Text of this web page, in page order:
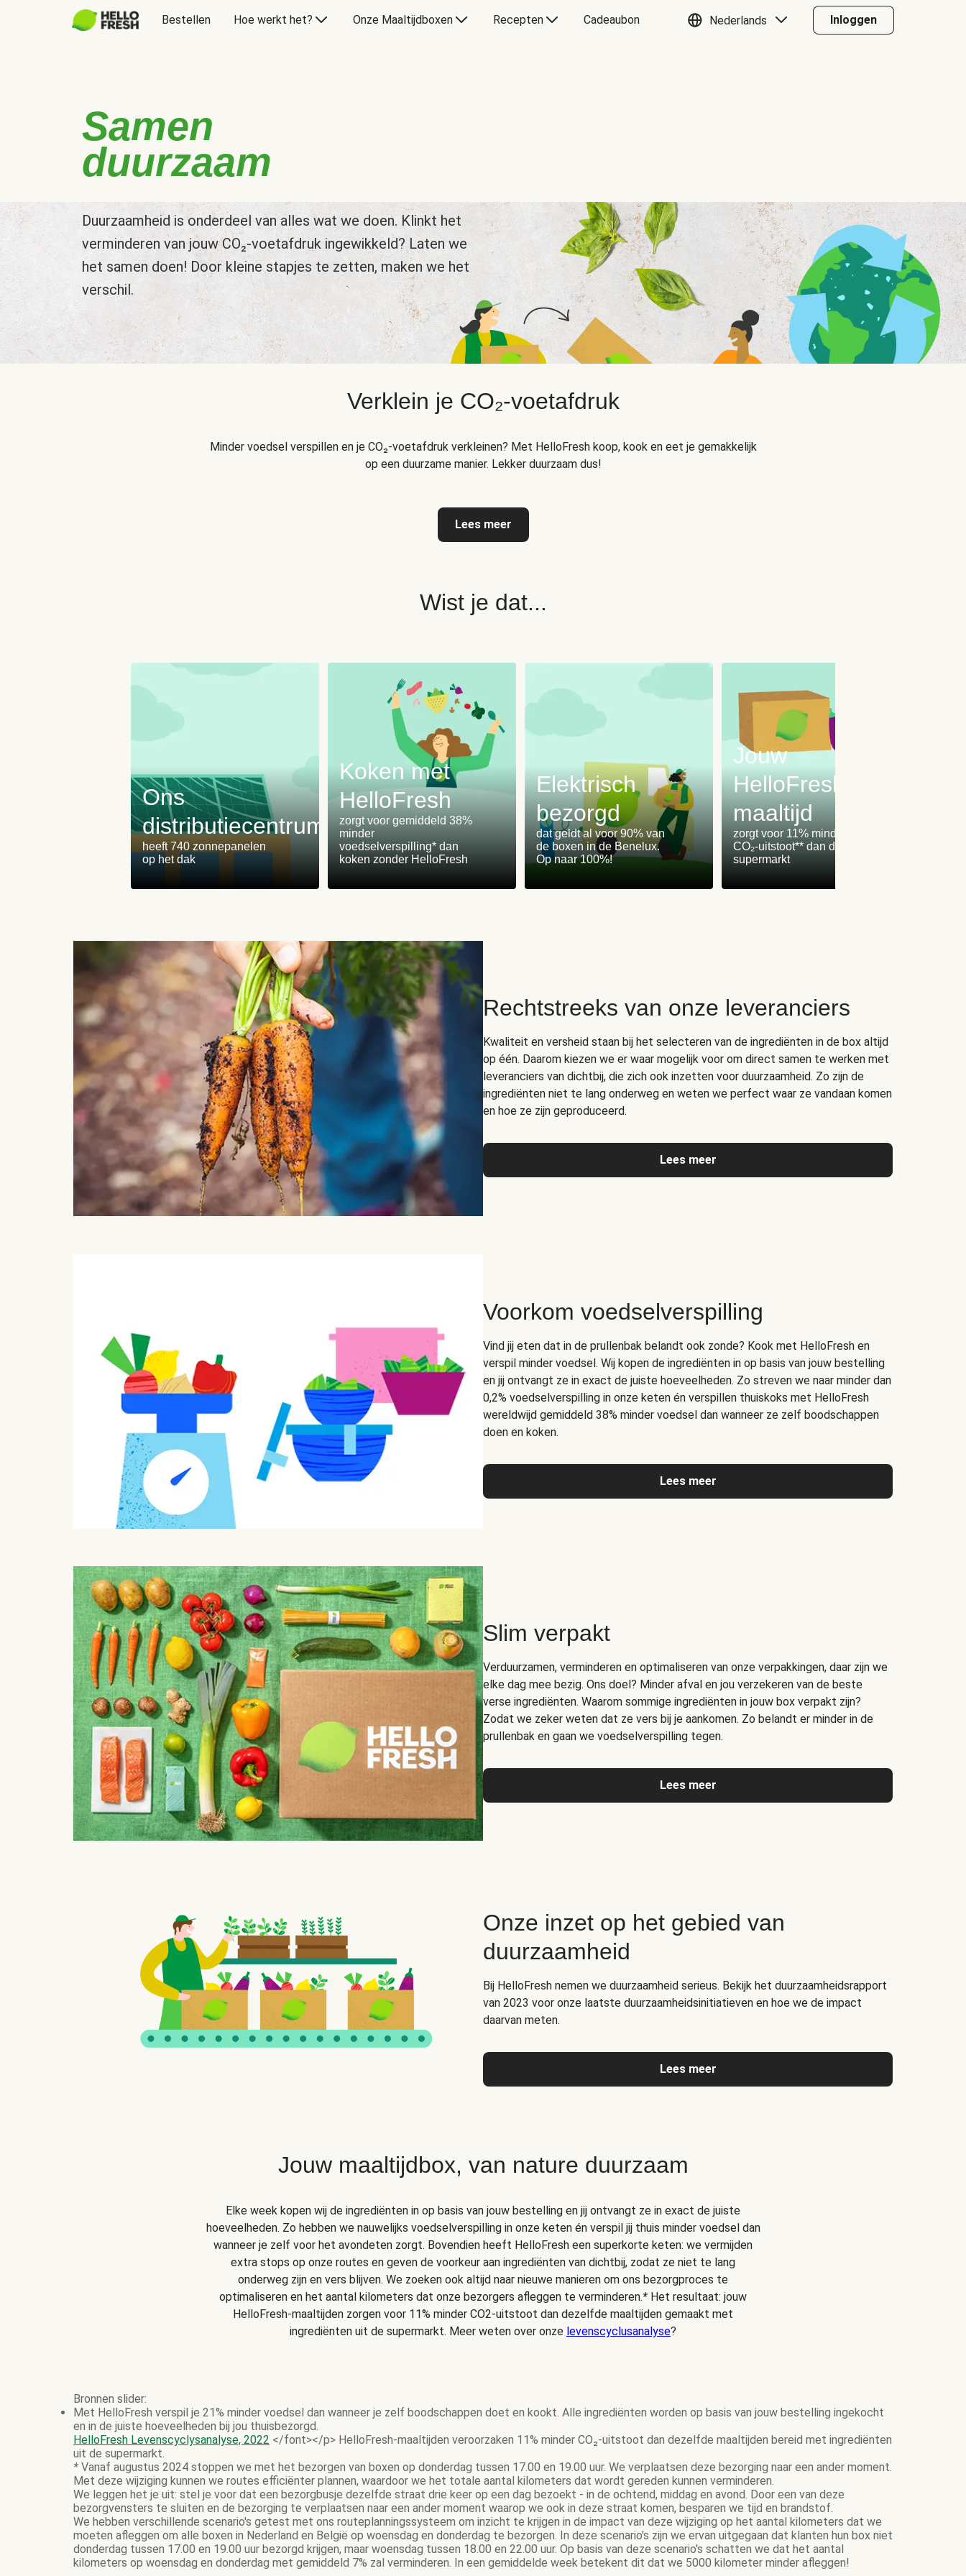
Bestellen Hoe werkt het? Onze Maaltijdboxen Recepten Cadeaubon Nederlands Inloggen
Samen
duurzaam
Duurzaamheid is onderdeel van alles wat we doen. Klinkt het
verminderen van jouw CO₂-voetafdruk ingewikkeld? Laten we
het samen doen! Door kleine stapjes te zetten, maken we het
verschil.
Verklein je CO₂-voetafdruk
Minder voedsel verspillen en je CO₂-voetafdruk verkleinen? Met HelloFresh koop, kook en eet je gemakkelijk
op een duurzame manier. Lekker duurzaam dus!
Lees meer
Wist je dat...
Ons
distributiecentrum
heeft 740 zonnepanelen
op het dak
Koken met
HelloFresh
zorgt voor gemiddeld 38%
minder
voedselverspilling* dan
koken zonder HelloFresh
Elektrisch
bezorgd
dat geldt al voor 90% van
de boxen in de Benelux.
Op naar 100%!
Jouw
HelloFresh-
maaltijd
zorgt voor 11% minder
CO₂-uitstoot** dan de
supermarkt
Rechtstreeks van onze leveranciers
Kwaliteit en versheid staan bij het selecteren van de ingrediënten in de box altijd
op één. Daarom kiezen we er waar mogelijk voor om direct samen te werken met
leveranciers van dichtbij, die zich ook inzetten voor duurzaamheid. Zo zijn de
ingrediënten niet te lang onderweg en weten we perfect waar ze vandaan komen
en hoe ze zijn geproduceerd.
Lees meer
Voorkom voedselverspilling
Vind jij eten dat in de prullenbak belandt ook zonde? Kook met HelloFresh en
verspil minder voedsel. Wij kopen de ingrediënten in op basis van jouw bestelling
en jij ontvangt ze in exact de juiste hoeveelheden. Zo streven we naar minder dan
0,2% voedselverspilling in onze keten én verspillen thuiskoks met HelloFresh
wereldwijd gemiddeld 38% minder voedsel dan wanneer ze zelf boodschappen
doen en koken.
Lees meer
Slim verpakt
Verduurzamen, verminderen en optimaliseren van onze verpakkingen, daar zijn we
elke dag mee bezig. Ons doel? Minder afval en jou verzekeren van de beste
verse ingrediënten. Waarom sommige ingrediënten in jouw box verpakt zijn?
Zodat we zeker weten dat ze vers bij je aankomen. Zo belandt er minder in de
prullenbak en gaan we voedselverspilling tegen.
Lees meer
Onze inzet op het gebied van
duurzaamheid
Bij HelloFresh nemen we duurzaamheid serieus. Bekijk het duurzaamheidsrapport
van 2023 voor onze laatste duurzaamheidsinitiatieven en hoe we de impact
daarvan meten.
Lees meer
Jouw maaltijdbox, van nature duurzaam
Elke week kopen wij de ingrediënten in op basis van jouw bestelling en jij ontvangt ze in exact de juiste
hoeveelheden. Zo hebben we nauwelijks voedselverspilling in onze keten én verspil jij thuis minder voedsel dan
wanneer je zelf voor het avondeten zorgt. Bovendien heeft HelloFresh een superkorte keten: we vermijden
extra stops op onze routes en geven de voorkeur aan ingrediënten van dichtbij, zodat ze niet te lang
onderweg zijn en vers blijven. We zoeken ook altijd naar nieuwe manieren om ons bezorgproces te
optimaliseren en het aantal kilometers dat onze bezorgers afleggen te verminderen.* Het resultaat: jouw
HelloFresh-maaltijden zorgen voor 11% minder CO2-uitstoot dan dezelfde maaltijden gemaakt met
ingrediënten uit de supermarkt. Meer weten over onze levenscyclusanalyse?
Bronnen slider:
Met HelloFresh verspil je 21% minder voedsel dan wanneer je zelf boodschappen doet en kookt. Alle ingrediënten worden op basis van jouw bestelling ingekocht
en in de juiste hoeveelheden bij jou thuisbezorgd.
HelloFresh Levenscyclysanalyse, 2022 </font></p> HelloFresh-maaltijden veroorzaken 11% minder CO₂-uitstoot dan dezelfde maaltijden bereid met ingrediënten
uit de supermarkt.
* Vanaf augustus 2024 stoppen we met het bezorgen van boxen op donderdag tussen 17.00 en 19.00 uur. We verplaatsen deze bezorging naar een ander moment.
Met deze wijziging kunnen we routes efficiënter plannen, waardoor we het totale aantal kilometers dat wordt gereden kunnen verminderen.
We leggen het je uit: stel je voor dat een bezorgbusje dezelfde straat drie keer op een dag bezoekt - in de ochtend, middag en avond. Door een van deze
bezorgvensters te sluiten en de bezorging te verplaatsen naar een ander moment waarop we ook in deze straat komen, besparen we tijd en brandstof.
We hebben verschillende scenario's getest met ons routeplanningssysteem om inzicht te krijgen in de impact van deze wijziging op het aantal kilometers dat we
moeten afleggen om alle boxen in Nederland en België op woensdag en donderdag te bezorgen. In deze scenario's zijn we ervan uitgegaan dat klanten hun box niet
donderdag tussen 17.00 en 19.00 uur bezorgd krijgen, maar woensdag tussen 18.00 en 22.00 uur. Op basis van deze scenario's schatten we dat het aantal
kilometers op woensdag en donderdag met gemiddeld 7% zal verminderen. In een gemiddelde week betekent dit dat we 5000 kilometer minder afleggen!